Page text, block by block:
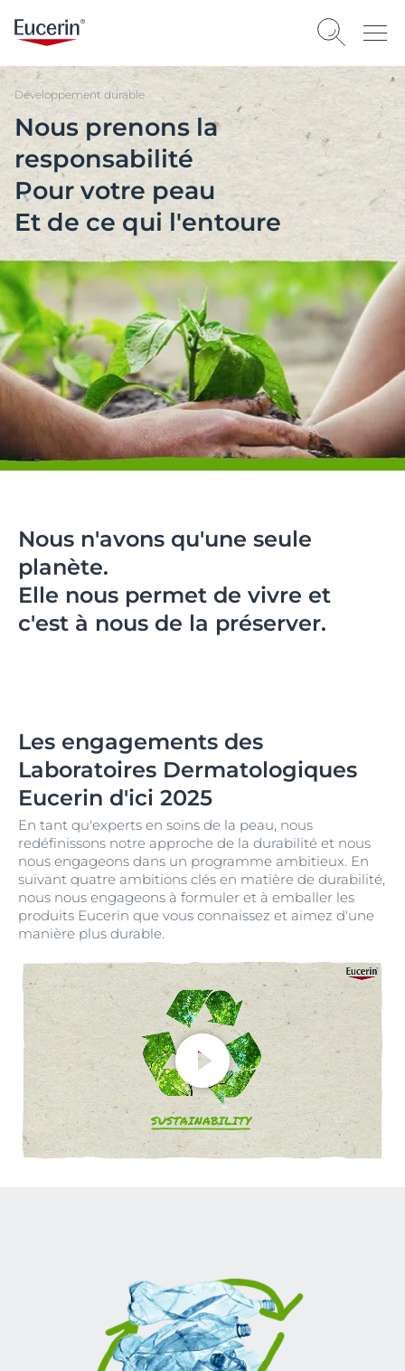
Développement durable
Nous prenons la
responsabilité
Pour votre peau
Et de ce qui l'entoure
Nous n'avons qu'une seule
planète.
Elle nous permet de vivre et
c'est à nous de la préserver.
Les engagements des
Laboratoires Dermatologiques
Eucerin d'ici 2025
En tant qu'experts en soins de la peau, nous
redéfinissons notre approche de la durabilité et nous
nous engageons dans un programme ambitieux. En
suivant quatre ambitions clés en matière de durabilité,
nous nous engageons à formuler et à emballer les
produits Eucerin que vous connaissez et aimez d'une
manière plus durable.